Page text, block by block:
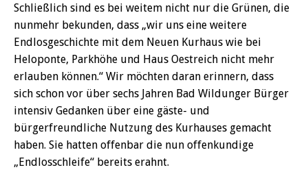
Schließlich sind es bei weitem nicht nur die Grünen, die
nunmehr bekunden, dass „wir uns eine weitere
Endlosgeschichte mit dem Neuen Kurhaus wie bei
Heloponte, Parkhöhe und Haus Oestreich nicht mehr
erlauben können.“ Wir möchten daran erinnern, dass
sich schon vor über sechs Jahren Bad Wildunger Bürger
intensiv Gedanken über eine gäste- und
bürgerfreundliche Nutzung des Kurhauses gemacht
haben. Sie hatten offenbar die nun offenkundige
„Endlosschleife“ bereits erahnt.